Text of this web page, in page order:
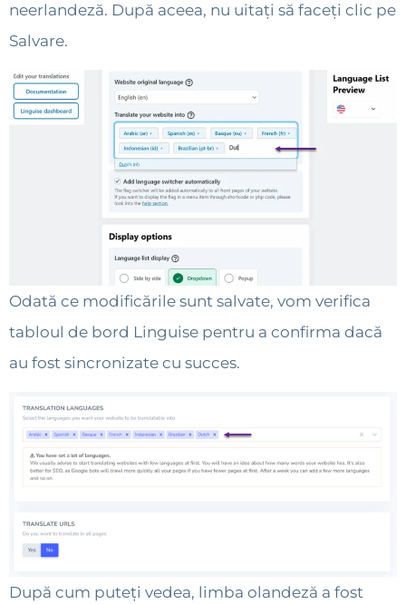
neerlandeză. După aceea, nu uitați să faceți clic pe
Salvare.
Odată ce modificările sunt salvate, vom verifica
tabloul de bord Linguise pentru a confirma dacă
au fost sincronizate cu succes.
După cum puteți vedea, limba olandeză a fost